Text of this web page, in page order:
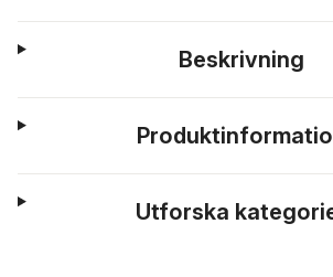
Beskrivning
Utforska